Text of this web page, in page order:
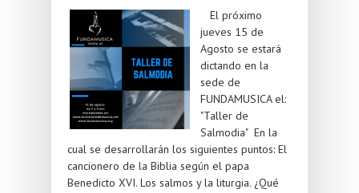
El próximo
jueves 15 de
Agosto se estará
dictando en la
sede de
FUNDAMUSICA el:
"Taller de
Salmodia" En la
cual se desarrollarán los siguientes puntos: El
cancionero de la Biblia según el papa
Benedicto XVI. Los salmos y la liturgia. ¿Qué